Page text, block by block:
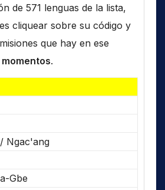
de 571 lenguas de la lista,
cliquear sobre su código y
que hay en ese
.
Ngac'ang
Gbe